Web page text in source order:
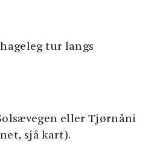
tur langs
eller Tjørnåni
sjå kart).